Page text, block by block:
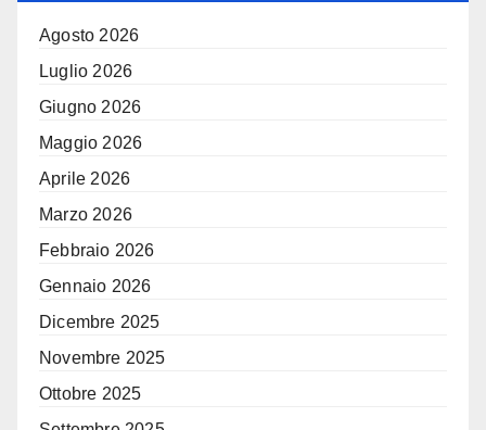
Agosto 2026
Luglio 2026
Giugno 2026
Maggio 2026
Aprile 2026
Marzo 2026
Febbraio 2026
Gennaio 2026
Dicembre 2025
Novembre 2025
Ottobre 2025